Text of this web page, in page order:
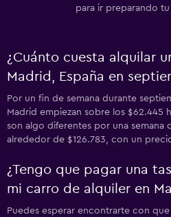
para ir preparando
¿Cuánto cuesta alquilar
Madrid, España en
Por un fin de semana durante
Madrid empiezan sobre los $62.445
son algo diferentes por una semana
alrededor de $126.783, con un
¿Tengo que pagar una
mi carro de alquiler en
Puedes esperar encontrarte con